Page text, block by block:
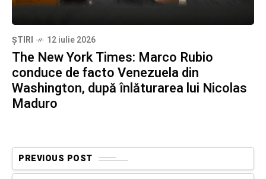
ȘTIRI 12 iulie 2026
The New York Times: Marco Rubio
conduce de facto Venezuela din
Washington, după înlăturarea lui Nicolas
Maduro
PREVIOUS POST